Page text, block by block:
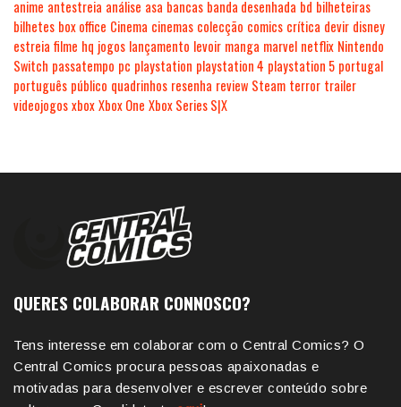
anime antestreia análise asa bancas banda desenhada bd bilheteiras
bilhetes box office Cinema cinemas colecção comics crítica devir disney
estreia filme hq jogos lançamento levoir manga marvel netflix Nintendo
Switch passatempo pc playstation playstation 4 playstation 5 portugal
português público quadrinhos resenha review Steam terror trailer
videojogosxboxXbox One Xbox Series S|X
QUERES COLABORAR CONNOSCO?
Tens interesse em colaborar com o Central Comics? O
Central Comics procura pessoas apaixonadas e
motivadas para desenvolver e escrever conteúdo sobre